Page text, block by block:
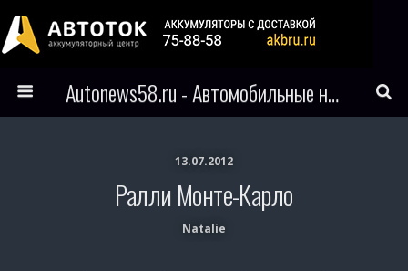
Autonews58.ru - Автомобильные новости Пензы и всего мира
13.07.2012
Ралли Монте-Карло
Natalie